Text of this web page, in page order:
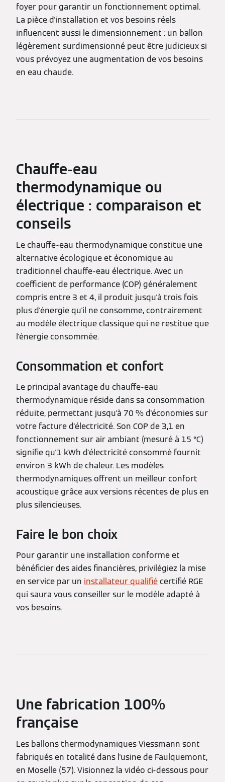
foyer pour garantir un fonctionnement optimal.
La pièce d'installation et vos besoins réels
influencent aussi le dimensionnement : un ballon
légèrement surdimensionné peut être judicieux si
vous prévoyez une augmentation de vos besoins
en eau chaude.
Chauffe-eau
thermodynamique ou
électrique : comparaison et
conseils
Le chauffe-eau thermodynamique constitue une
alternative écologique et économique au
traditionnel chauffe-eau électrique. Avec un
coefficient de performance (COP) généralement
compris entre 3 et 4, il produit jusqu'à trois fois
plus d'énergie qu'il ne consomme, contrairement
au modèle électrique classique qui ne restitue que
l'énergie consommée.
Consommation et confort
Le principal avantage du chauffe-eau
thermodynamique réside dans sa consommation
réduite, permettant jusqu'à 70 % d'économies sur
votre facture d'électricité. Son COP de 3,1 en
fonctionnement sur air ambiant (mesuré à 15 °C)
signifie qu'1 kWh d'électricité consommé fournit
environ 3 kWh de chaleur. Les modèles
thermodynamiques offrent un meilleur confort
acoustique grâce aux versions récentes de plus en
plus silencieuses.
Faire le bon choix
Pour garantir une installation conforme et
bénéficier des aides financières, privilégiez la mise
en service par un installateur qualifiécertifié RGE
qui saura vous conseiller sur le modèle adapté à
vos besoins.
Une fabrication 100%
française
Les ballons thermodynamiques Viessmann sont
fabriqués en totalité dans l'usine de Faulquemont,
en Moselle (57). Visionnez la vidéo ci-dessous pour